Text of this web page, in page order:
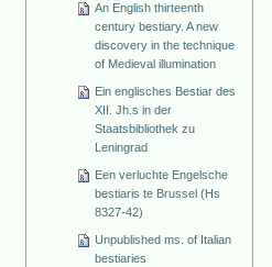
An English thirteenth
century bestiary. A new
discovery in the technique
of Medieval illumination
Ein englisches Bestiar des
XII. Jh.s in der
Staatsbibliothek zu
Leningrad
Een verluchte Engelsche
bestiaris te Brussel (Hs
8327-42)
Unpublished ms. of Italian
bestiaries